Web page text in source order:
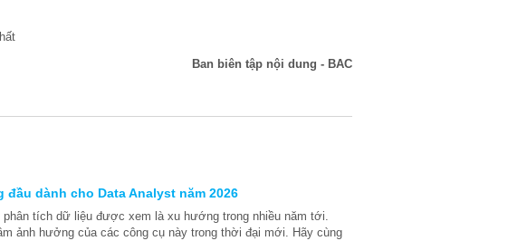
Ban biên tập nội dung - BAC
đầu dành cho Data Analyst năm 2026
phân tích dữ liệu được xem là xu hướng trong nhiều năm tới.
ảnh hưởng của các công cụ này trong thời đại mới. Hãy cùng